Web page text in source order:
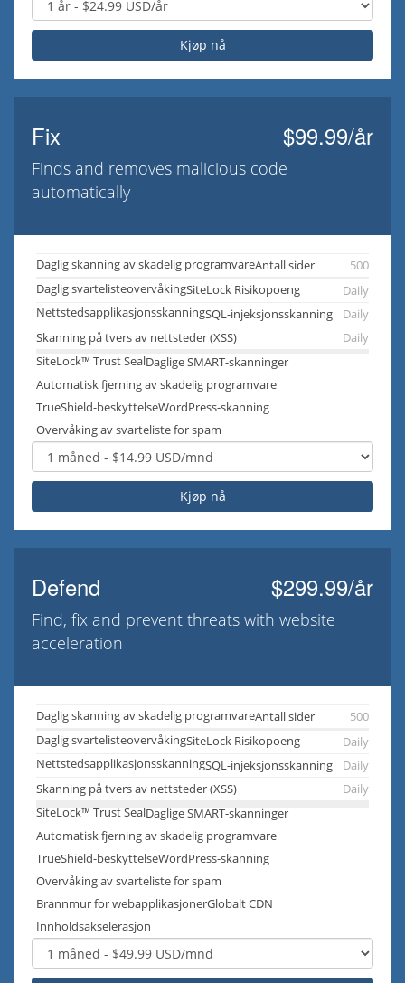
Kjøp nå
Fix $99.99/år
Finds and removes malicious code
automatically
Daglig skanning av skadelig programvareAntall sider
500
Daglig svartelisteovervåkingSiteLock Risikopoeng
Nettstedsapplikasjonsskanning
Daily
SQL-injeksjonsskanning
Daily
Skanning på tvers av nettsteder (XSS)
Daily
SiteLock™ Trust SealDaglige SMART-skanninger
Automatisk fjerning av skadelig programvare
TrueShield-beskyttelseWordPress-skanning
Overvåking av svarteliste for spam
Kjøp nå
Defend $299.99/år
Find, fix and prevent threats with website
acceleration
Daglig skanning av skadelig programvareAntall sider
500
Daglig svartelisteovervåkingSiteLock Risikopoeng
Nettstedsapplikasjonsskanning
Daily
SQL-injeksjonsskanning
Daily
Skanning på tvers av nettsteder (XSS)
Daily
SiteLock™ Trust SealDaglige SMART-skanninger
Automatisk fjerning av skadelig programvare
TrueShield-beskyttelseWordPress-skanning
Overvåking av svarteliste for spam
Brannmur for webapplikasjonerGlobalt CDN
Innholdsakselerasjon